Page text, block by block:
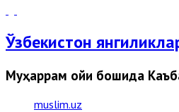
Ўзбекистон
Муҳаррам ойи бошида
muslim.uz